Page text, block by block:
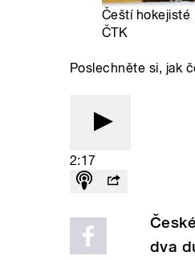
Čeští hokejisté
ČTK
Poslechněte si, jak
2:17
dva